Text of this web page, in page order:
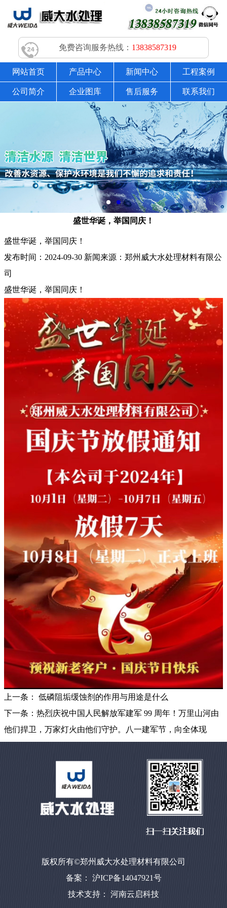
免费咨询服务热线： 13838587319
网站首页 产品中心 新闻中心 工程案例
公司简介 企业图库 售后服务 联系我们
盛世华诞，举国同庆！
盛世华诞，举国同庆！
发布时间： 2024-09-30 新闻来源： 郑州威大水处理材料有限公
司
盛世华诞，举国同庆！
上一条：
低磷阻垢缓蚀剂的作用与用途是什么
下一条： 热烈庆祝中国人民解放军建军 99 周年！万里山河由
他们捍卫，万家灯火由他们守护。八一建军节，向全体现
版权所有©郑州威大水处理材料有限公司
备案： 沪ICP备14047921号
技术支持： 河南云启科技